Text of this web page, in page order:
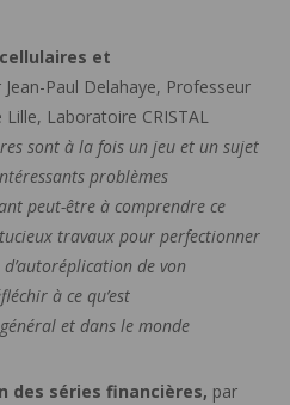
et
Jean-Paul Delahaye, Professeur
Laboratoire CRISTAL
sont à la fois un jeu et un sujet
problèmes
peut-être à comprendre ce
travaux pour perfectionner
de von
à ce qu’est
et dans le monde
des séries financières, par